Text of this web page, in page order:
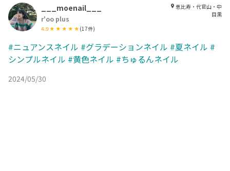
___moenail___
r'oo plus
4.9 (17件)
恵比寿・代官山・中
目黒
#ニュアンスネイル #グラデーションネイル #夏ネイル #
シンプルネイル #黄色ネイル #ちゅるんネイル
2024/05/30